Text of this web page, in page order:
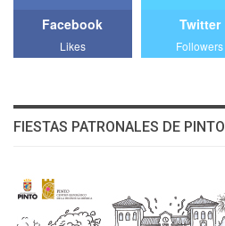
Facebook
Likes
Twitter
Followers
FIESTAS PATRONALES DE PINTO